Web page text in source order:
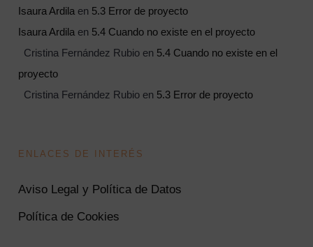
Isaura Ardila en 5.3 Error de proyecto
Isaura Ardila en 5.4 Cuando no existe en el proyecto
Cristina Fernández Rubioen 5.4 Cuando no existe en el
proyecto
Cristina Fernández Rubioen 5.3 Error de proyecto
ENLACES DE INTERÉS
Aviso Legal y Política de Datos
Política de Cookies